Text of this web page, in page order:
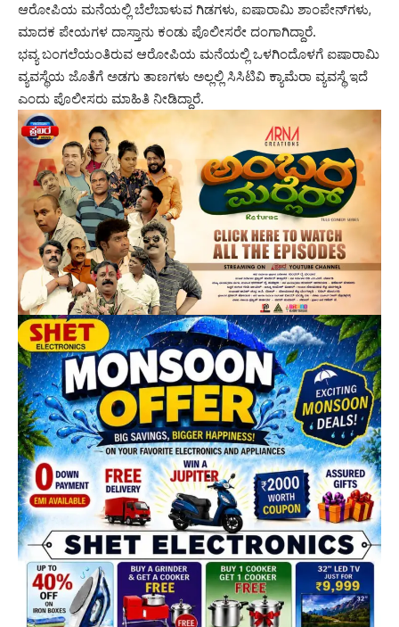
ಆರೋಪಿಯ ಮನೆಯಲ್ಲಿ ಬೆಲೆಬಾಳುವ ಗಿಡಗಳು, ಐಷಾರಾಮಿ ಶಾಂಪೇನ್‌ಗಳು,
ಮಾದಕ ಪೇಯಗಳ ದಾಸ್ತಾನು ಕಂಡು ಪೊಲೀಸರೇ ದಂಗಾಗಿದ್ದಾರೆ.
ಭವ್ಯ ಬಂಗಲೆಯಂತಿರುವ ಆರೋಪಿಯ ಮನೆಯಲ್ಲಿ ಒಳಗಿಂದೊಳಗೆ ಐಷಾರಾಮಿ
ವ್ಯವಸ್ಥೆಯ ಜೊತೆಗೆ ಅಡಗು ತಾಣಗಳು ಅಲ್ಲಲ್ಲಿ ಸಿಸಿಟಿವಿ ಕ್ಯಾಮೆರಾ ವ್ಯವಸ್ಥೆ ಇದೆ
ಎಂದು ಪೊಲೀಸರು ಮಾಹಿತಿ ನೀಡಿದ್ದಾರೆ.